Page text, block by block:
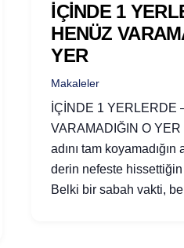
İÇİNDE 1
HENÜZ
YER
Makaleler
İÇİNDE 1 YERLERDE
VARAMADIĞIN O
adını tam koyamadığın
derin nefeste hissettiğin
Belki bir sabah vakti,